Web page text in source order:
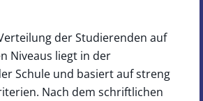
der Studierenden auf
Niveaus liegt in der
Schule und basiert auf streng
Nach dem schriftlichen